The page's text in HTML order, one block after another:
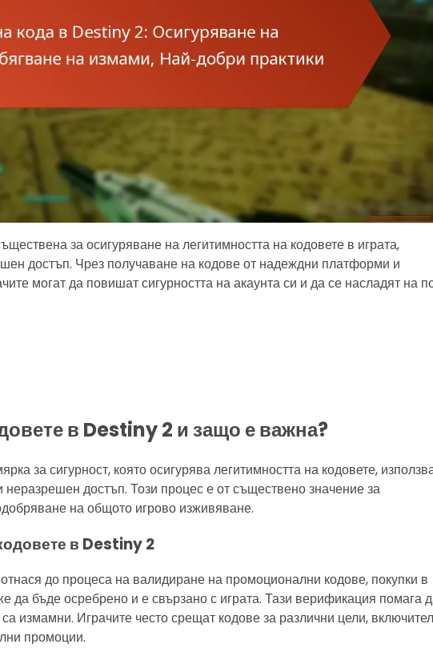
за осигуряване на легитимността на кодовете в играта,
достъп. Чрез получаване на кодове от надеждни платформи и
могат да повишат сигурността на акаунта си и да се насладят на
в Destiny 2 и защо е важна?
за сигурност, която осигурява легитимността на кодовете,
неразрешен достъп. Този процес е от съществено значение за
на общото игрово изживяване.
в Destiny 2
до процеса на валидиране на промоционални кодове, покупки в
да бъде осребрено и е свързано с играта. Тази верификация помага
измамни. Играчите често срещат кодове за различни цели,
промоции.